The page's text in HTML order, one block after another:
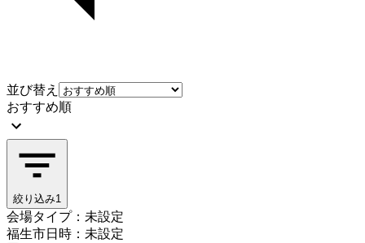
並び替え
おすすめ順
絞り込み1
会場タイプ：未設定
福生市日時：未設定